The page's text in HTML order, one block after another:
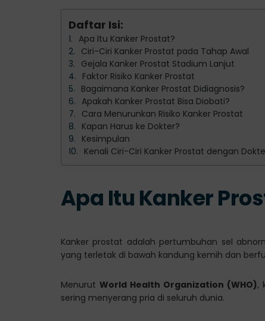
Daftar Isi:
Apa Itu Kanker Prostat?
Ciri-Ciri Kanker Prostat pada Tahap Awal
Gejala Kanker Prostat Stadium Lanjut
Faktor Risiko Kanker Prostat
Bagaimana Kanker Prostat Didiagnosis?
Apakah Kanker Prostat Bisa Diobati?
Cara Menurunkan Risiko Kanker Prostat
Kapan Harus ke Dokter?
Kesimpulan
Kenali Ciri-Ciri Kanker Prostat dengan
Apa Itu Kanker
Kanker prostat adalah pertumbuhan sel
yang terletak di bawah kandung kemih dan
Menurut World Health Organization (WHO),
sering menyerang pria di seluruh dunia.